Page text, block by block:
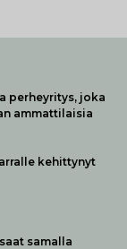
perheyritys, joka
ammattilaisia
kehittynyt
samalla